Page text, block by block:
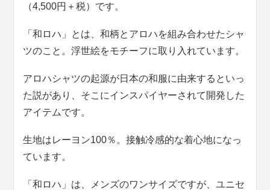
（4,500円＋税）です。
「和ロハ」とは、和柄とアロハを組み合わせたシャ
ツのこと。浮世絵をモチーフに取り入れています。
アロハシャツの起源が日本の和服に由来するといっ
た説があり、そこにインスパイヤーされて開発した
アイテムです。
生地はレーヨン100％。接触冷感的な着心地になっ
ています。
「和ロハ」は、メンズのワンサイズですが、ユニセ